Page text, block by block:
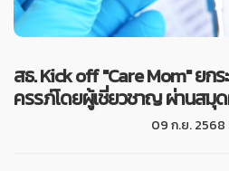
สธ. Kick off "Care Mom" ย
ครรภ์โดยผู้เชี่ยวชาญ ผ่านสมุ
09 ก.ย. 2568